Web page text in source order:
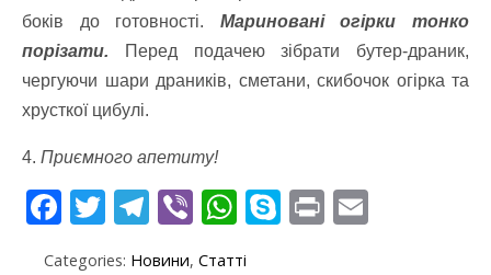
боків до готовності. Мариновані огірки тонко
порізати. Перед подачею зібрати бутер-драник,
чергуючи шари драників, сметани, скибочок огірка та
хрусткої цибулі.
4. Приємного апетиту!
F T T Vi W S Pr
Categories: Новини, Статті